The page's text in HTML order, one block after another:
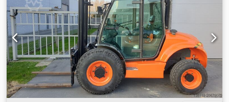
C500 Hx4 Ano de fabricação: 2014 Tipo de produto: Usado
Dados: Altura máxima de elevação: 5,48 m Capacidade de
carga: 4.900 kg Comprimento dos garfos: 1,78 m Tipo de
acionamento: Diesel Dimensões totais (sem garfos): CxL
3,37 x 2,00 m Altura de construção: 2,77 m Codpsxmh Exjfx
Ah Eeha Peso próprio: 8.350 kg Características especiais:
tração integral comutável, direção em 2 rodas, deslocador
lateral: 0,20 m, possível operação com reboque.
Localização: 41468 Neuss: disponível imediatamente